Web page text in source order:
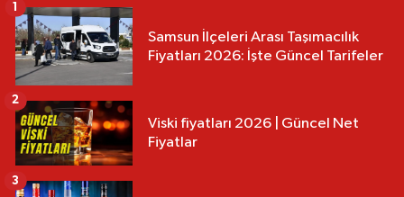
Samsun İlçeleri Arası Taşımacılık
Fiyatları 2026: İşte Güncel Tarifeler
1
Viski fiyatları 2026 | Güncel Net
Fiyatlar
2
3